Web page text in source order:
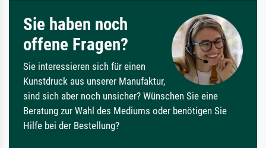
Sie haben noch
offene Fragen?
Sie interessieren sich für einen
Kunstdruck aus unserer Manufaktur,
sind sich aber noch unsicher? Wünschen Sie eine
Beratung zur Wahl des Mediums oder benötigen Sie
Hilfe bei der Bestellung?